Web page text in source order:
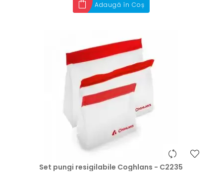
Adaugă în Coș
Set pungi resigilabile Coghlans - C2235